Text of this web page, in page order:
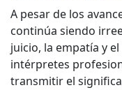
A pesar de los
continúa siendo
juicio, la empatía y
intérpretes
transmitir el